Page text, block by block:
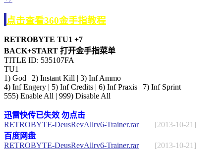
点击查看360金手指教程
RETROBYTE TU1 +7
BACK+START 打开金手指菜单
TITLE ID: 535107FA
TU1
1) God | 2) Instant Kill | 3) Inf Ammo
4) Inf Engery | 5) Inf Credits | 6) Inf Praxis | 7) Inf Sprint
555) Enable All | 999) Disable All
迅雷快传已失效 勿点击
RETROBYTE-DeusRevAllrv6-Trainer.rar
[2013-10-21]
百度网盘
RETROBYTE-DeusRevAllrv6-Trainer.rar
[2013-10-21]